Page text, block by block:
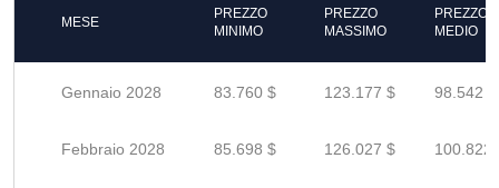
MESE
PREZZO
MINIMO
PREZZO
MASSIMO
PREZZO
MEDIO
Gennaio 2028 83.760 $ 123.177 $ 98.542 $
Febbraio 2028 85.698 $ 126.027 $ 100.822